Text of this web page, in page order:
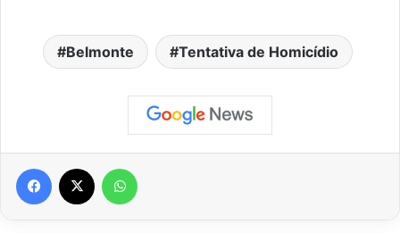
Belmonte Tentativa de Homicídio
Facebook